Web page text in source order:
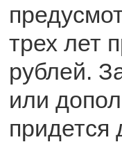
трех лет
рублей.
или
придется